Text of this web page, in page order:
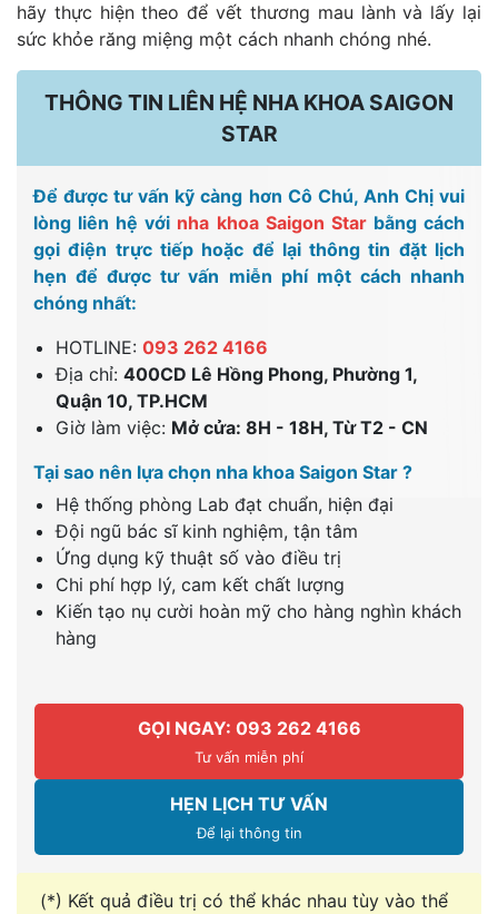
hãy thực hiện theo để vết thương mau lành và lấy lại
sức khỏe răng miệng một cách nhanh chóng nhé.
THÔNG TIN LIÊN HỆ NHA KHOA SAIGON
STAR
Để được tư vấn kỹ càng hơn Cô Chú, Anh Chị vui
lòng liên hệ với nha khoa Saigon Starbằng cách
gọi điện trực tiếp hoặc để lại thông tin đặt lịch
hẹn để được tư vấn miễn phí một cách nhanh
chóng nhất:
HOTLINE: 093 262 4166
Địa chỉ: 400CD Lê Hồng Phong, Phường 1,
Quận 10, TP.HCM
Giờ làm việc: Mở cửa: 8H - 18H, Từ T2 - CN
Tại sao nên lựa chọn nha khoa Saigon Star ?
Hệ thống phòng Lab đạt chuẩn, hiện đại
Đội ngũ bác sĩ kinh nghiệm, tận tâm
Ứng dụng kỹ thuật số vào điều trị
Chi phí hợp lý, cam kết chất lượng
Kiến tạo nụ cười hoàn mỹ cho hàng nghìn khách
hàng
GỌI NGAY: 093 262 4166
Tư vấn miễn phí
HẸN LỊCH TƯ VẤN
Để lại thông tin
(*) Kết quả điều trị có thể khác nhau tùy vào thể